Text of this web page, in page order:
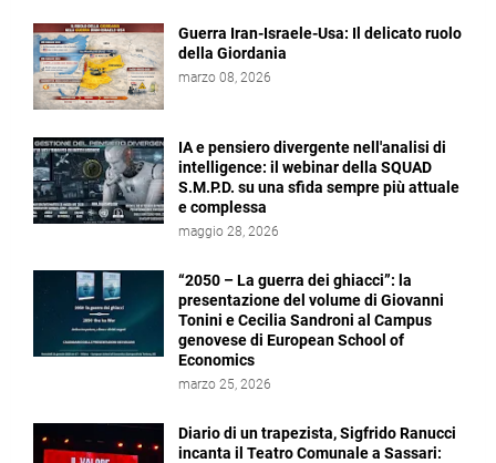
Guerra Iran-Israele-Usa: Il delicato ruolo
della Giordania
marzo 08, 2026
IA e pensiero divergente nell'analisi di
intelligence: il webinar della SQUAD
S.M.P.D. su una sfida sempre più attuale
e complessa
maggio 28, 2026
“2050 – La guerra dei ghiacci”: la
presentazione del volume di Giovanni
Tonini e Cecilia Sandroni al Campus
genovese di European School of
Economics
marzo 25, 2026
Diario di un trapezista, Sigfrido Ranucci
incanta il Teatro Comunale a Sassari: